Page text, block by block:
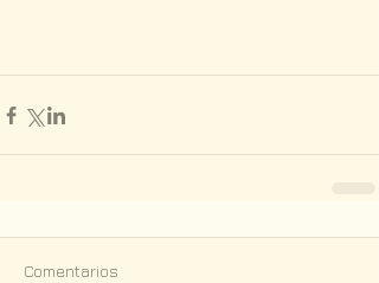
Comentarios